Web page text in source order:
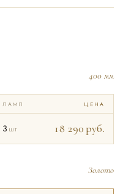
400 мм
ЛАМП ЦЕНА
3 шт 18 290руб.
Золото